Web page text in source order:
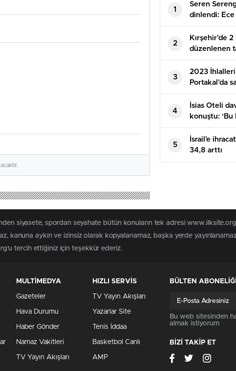
1
Seren
dinlendi: Ece
olayların
istemediğimi
2
Kırşehir’de
düzenlenen
tutuklandı
3
2023 İhlalleri
Portakal’da
kaçak,
4
İsias Oteli
konuştu:
cinayet’
5
İsrail’e
34,8 arttı
siyasete, spordan seyahate bütün konuların tek adresi
kanuna aykırı ve izinsiz olarak kopyalanamaz, başka yerde
tercih ettiğiniz için teşekkür ederiz.
MULTİMEDYA
Gazeteler
Hava Durumu
Haber Gönder
Namaz Vakitleri
TV Yayın Akışları
HIZLI SERVİS
TV Yayın Akışları
Yazarlar Site
Tenis İddaa
Basketbol Canlı
AMP
BÜLTEN ABONELİĞİ
Bu web sitesinden
almak istiyorum
BİZİ TAKİP ET